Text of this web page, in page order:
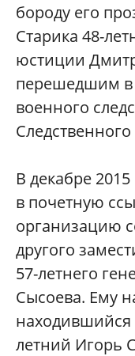
бороду его
Старика 48-
юстиции
перешедшим в
военного
В декабре
в почетную
организацию
другого
57-летнего
Сысоева. Ему
находившийся
летний Игорь